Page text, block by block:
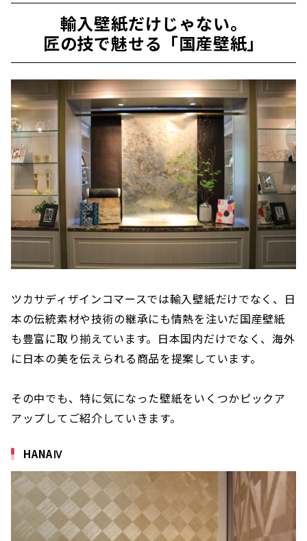
輸入壁紙だけじゃない。
匠の技で魅せる「国産壁紙」
ツカサディザインコマースでは輸入壁紙だけでなく、日
本の伝統素材や技術の継承にも情熱を注いだ国産壁紙
も豊富に取り揃えています。日本国内だけでなく、海外
に日本の美を伝えられる商品を提案しています。
その中でも、特に気になった壁紙をいくつかピックア
アップしてご紹介していきます。
HANAⅣ